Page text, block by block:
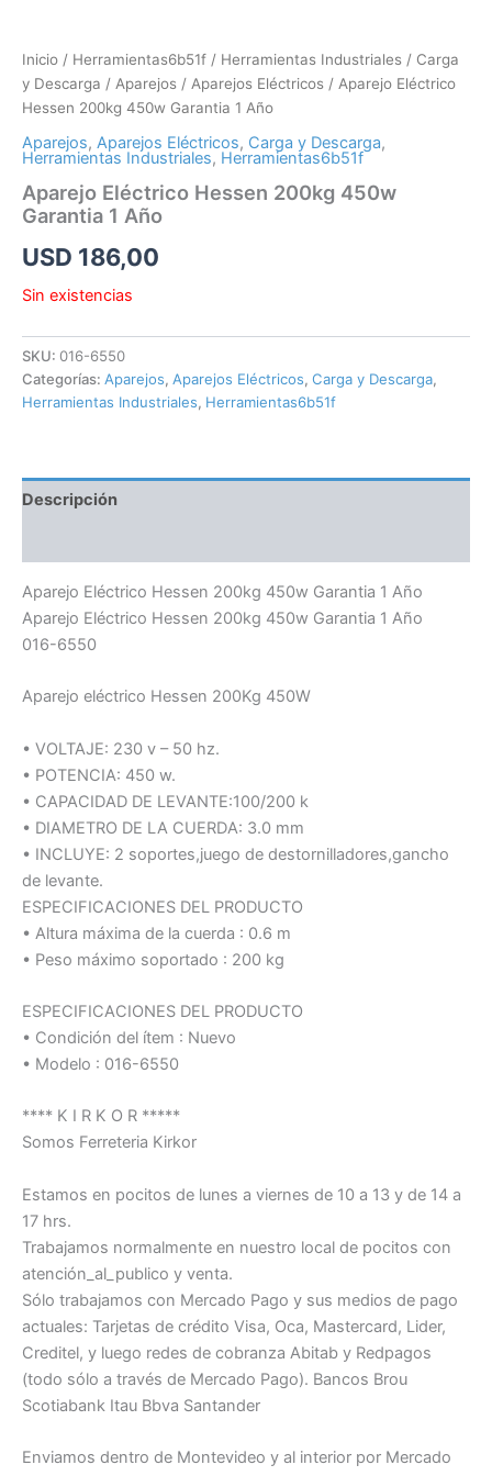
Inicio / Herramientas6b51f / Herramientas Industriales / Carga
y Descarga / Aparejos / Aparejos Eléctricos / Aparejo Eléctrico
Hessen 200kg 450w Garantia 1 Año
Aparejos, Aparejos Eléctricos, Carga y Descarga,
Herramientas Industriales, Herramientas6b51f
Aparejo Eléctrico Hessen 200kg 450w
Garantia 1 Año
USD 186,00
Sin existencias
SKU: 016-6550
Categorías: Aparejos, Aparejos Eléctricos, Carga y Descarga,
Herramientas Industriales, Herramientas6b51f
Descripción
Aparejo Eléctrico Hessen 200kg 450w Garantia 1 Año
Aparejo Eléctrico Hessen 200kg 450w Garantia 1 Año
016-6550
Aparejo eléctrico Hessen 200Kg 450W
• VOLTAJE: 230 v – 50 hz.
• POTENCIA: 450 w.
• CAPACIDAD DE LEVANTE:100/200 k
• DIAMETRO DE LA CUERDA: 3.0 mm
• INCLUYE: 2 soportes,juego de destornilladores,gancho
de levante.
ESPECIFICACIONES DEL PRODUCTO
• Altura máxima de la cuerda : 0.6 m
• Peso máximo soportado : 200 kg
ESPECIFICACIONES DEL PRODUCTO
• Condición del ítem : Nuevo
• Modelo : 016-6550
**** K I R K O R *****
Somos Ferreteria Kirkor
Estamos en pocitos de lunes a viernes de 10 a 13 y de 14 a
17 hrs.
Trabajamos normalmente en nuestro local de pocitos con
atención_al_publico y venta.
Sólo trabajamos con Mercado Pago y sus medios de pago
actuales: Tarjetas de crédito Visa, Oca, Mastercard, Lider,
Creditel, y luego redes de cobranza Abitab y Redpagos
(todo sólo a través de Mercado Pago). Bancos Brou
Scotiabank Itau Bbva Santander
Enviamos dentro de Montevideo y al interior por Mercado